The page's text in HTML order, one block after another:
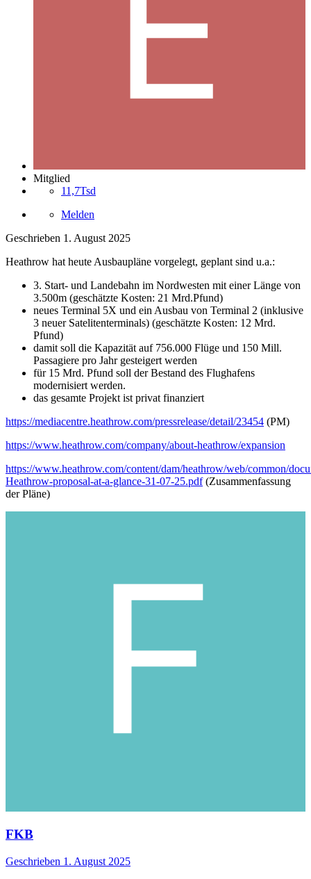
Mitglied
11,7Tsd
Melden
Geschrieben 1. August 2025
Heathrow hat heute Ausbaupläne vorgelegt, geplant sind u.a.:
3. Start- und Landebahn im Nordwesten mit einer Länge von
3.500m (geschätzte Kosten: 21 Mrd.Pfund)
neues Terminal 5X und ein Ausbau von Terminal 2 (inklusive
3 neuer Satelitenterminals) (geschätzte Kosten: 12 Mrd.
Pfund)
damit soll die Kapazität auf 756.000 Flüge und 150 Mill.
Passagiere pro Jahr gesteigert werden
für 15 Mrd. Pfund soll der Bestand des Flughafens
modernisiert werden.
das gesamte Projekt ist privat finanziert
https://mediacentre.heathrow.com/pressrelease/detail/23454 (PM)
https://www.heathrow.com/company/about-heathrow/expansion
https://www.heathrow.com/content/dam/heathrow/web/common/
Heathrow-proposal-at-a-glance-31-07-25.pdf(Zusammenfassung
der Pläne)
FKB
Geschrieben 1. August 2025